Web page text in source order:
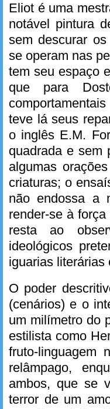
Eliot é uma
notável pintura
sem descurar
se operam nas
tem seu espaço
que para
teve lá seus
o inglês E.M.
quadrada e sem
algumas
criaturas; o
não endossa a
render-se à
resta ao
ideológicos
iguarias literárias
O poder
(cenários) e o
um milímetro do
estilista como
fruto-linguagem
relâmpago,
ambos, que se
terror de um